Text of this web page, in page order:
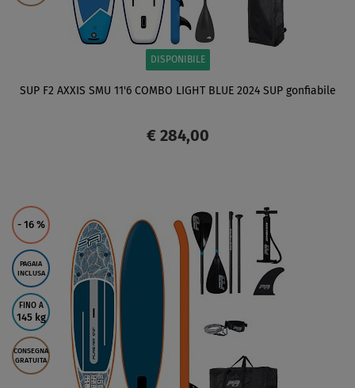
DISPONIBILE
SUP F2 AXXIS SMU 11'6 COMBO LIGHT BLUE 2024 SUP gonfiabile
€ 284,00
- 16 %
PAGAIA
INCLUSA
FINO A
145 kg
CONSEGNA
GRATUITA